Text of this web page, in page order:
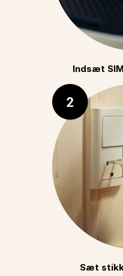
Indsæt
Sæt